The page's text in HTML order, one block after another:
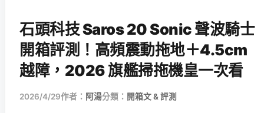
石頭科技 Saros 20 Sonic 聲波騎士
開箱評測！高頻震動拖地＋4.5cm
越障，2026 旗艦掃拖機皇一次看
2026/4/29作者： 阿湯分類： 開箱文 & 評測